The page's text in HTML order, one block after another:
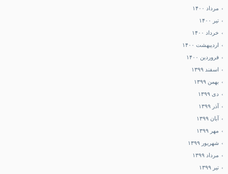
مرداد ۱۴۰۰
تیر ۱۴۰۰
خرداد ۱۴۰۰
اردیبهشت ۱۴۰۰
فروردین ۱۴۰۰
اسفند ۱۳۹۹
بهمن ۱۳۹۹
دی ۱۳۹۹
آذر ۱۳۹۹
آبان ۱۳۹۹
مهر ۱۳۹۹
شهریور ۱۳۹۹
مرداد ۱۳۹۹
تیر ۱۳۹۹